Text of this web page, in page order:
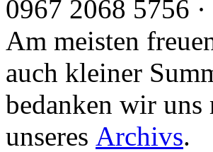
0967 2068 5756
Am meisten
auch kleiner
bedanken wir
unseres Archivs.